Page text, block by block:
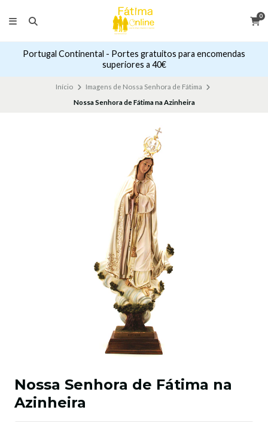
0
Portugal Continental - Portes gratuitos para encomendas
superiores a 40€
Início
Imagens de Nossa Senhora de Fátima
Nossa Senhora de Fátima na Azinheira
Nossa Senhora de Fátima na
Azinheira